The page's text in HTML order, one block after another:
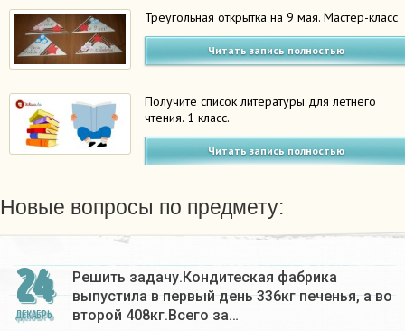
Треугольная открытка на 9 мая. Мастер-класс
Читать запись полностью
Получите список литературы для летнего
чтения. 1 класс.
Читать запись полностью
Новые вопросы по предмету:
24
ДЕКАБРЬ
Решить задачу.Кондитеская фабрика
выпустила в первый день 336кг печенья, а во
второй 408кг.Всего за…